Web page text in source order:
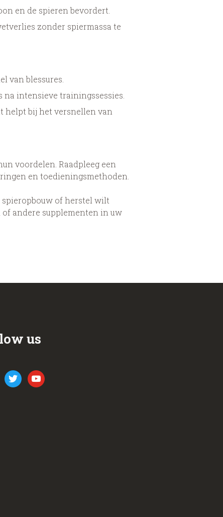
en de spieren bevordert.
zonder spiermassa te
van blessures.
intensieve trainingssessies.
helpt bij het versnellen van
voordelen. Raadpleeg een
en toedieningsmethoden.
of herstel wilt
andere supplementen in uw
us
twitter youtube